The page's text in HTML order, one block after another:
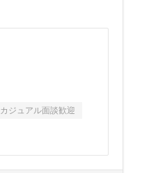
カジュアル面談歓迎